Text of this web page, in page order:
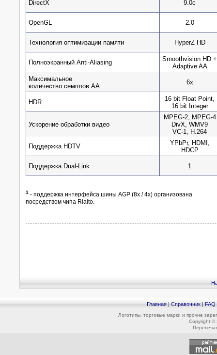
DirectX 9.0c
OpenGL 2.0
Технология оптимизации памяти HyperZ HD
Полноэкранный Anti-Aliasing
Smoothvision HD +
Adaptive AA
Максимальное
количество семплов АА
6х
HDR 16 bit Float Point
16 bit Integer
Ускорение обработки видео
MPEG-2, MPEG-4
DivX, WMV9
VC-1, H.264
Поддержка HDTV
YPbPr, HDMI,
HDCP
Поддержка Dual-Link 1
1 - поддержка интерфейса шины AGP (8x / 4x) организована
посредством чипа Rialto.
Главная|Справочник|FAQ
Логотипы, торговые марки и прочие
Copyright ©